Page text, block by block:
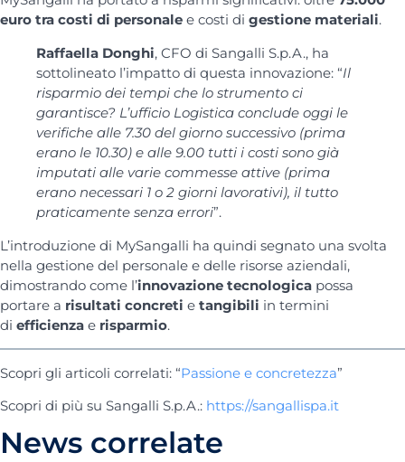
euro tra costi di personale e costi di gestione materiali.
Raffaella Donghi, CFO di Sangalli S.p.A., ha
sottolineato l’impatto di questa innovazione: “Il
risparmio dei tempi che lo strumento ci
garantisce? L’ufficio Logistica conclude oggi le
verifiche alle 7.30 del giorno successivo (prima
erano le 10.30) e alle 9.00 tutti i costi sono già
imputati alle varie commesse attive (prima
erano necessari 1 o 2 giorni lavorativi), il tutto
praticamente senza errori”.
L’introduzione di MySangalli ha quindi segnato una svolta
nella gestione del personale e delle risorse aziendali,
dimostrando come l’innovazione tecnologica possa
portare a risultati concreti e tangibili in termini
di efficienza e risparmio.
Scopri gli articoli correlati: “Passione e concretezza”
Scopri di più su Sangalli S.p.A.: https://sangallispa.it
News correlate